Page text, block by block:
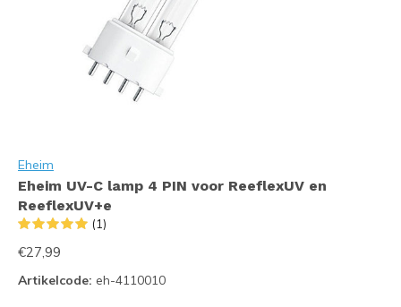
Eheim
Eheim UV-C lamp 4 PIN voor ReeflexUV en
ReeflexUV+e
(1)
€27,99
Artikelcode: eh-4110010